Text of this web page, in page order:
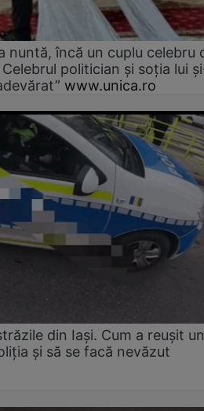
nuntă, încă un cuplu celebru
politician și soția lui
www.unica.ro
din Iași. Cum a reușit un
și să se facă nevăzut